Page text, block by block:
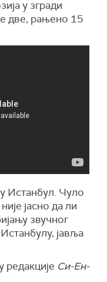
у згради
две, рањено 15
Истанбул. Чуло
јасно да ли
звучног
јавља
редакције Си-Ен-